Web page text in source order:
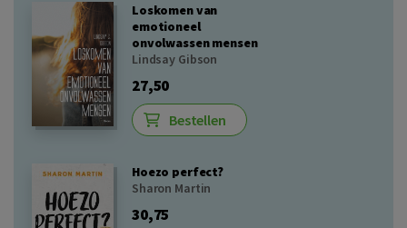
Loskomen van
emotioneel
onvolwassen mensen
Lindsay Gibson
27,50
Bestellen
Hoezo perfect?
Sharon Martin
30,75